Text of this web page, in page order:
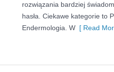
rozwiązania bardziej
hasła. Ciekawe kategorie to
Endermologia. W [ Read